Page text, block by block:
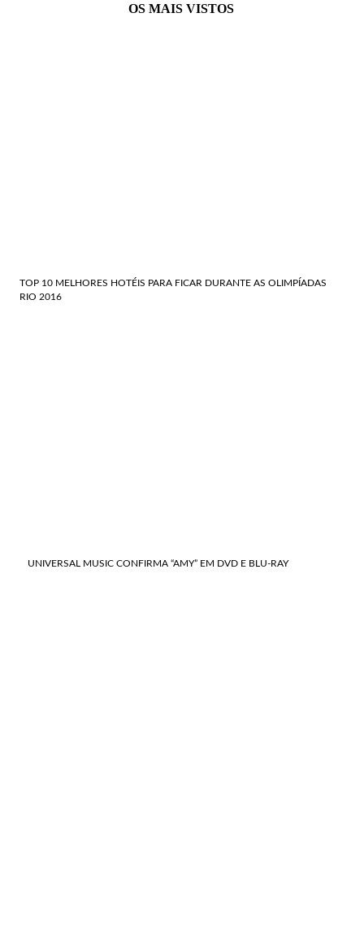
OS MAIS VISTOS
TOP 10 MELHORES HOTÉIS PARA FICAR DURANTE AS OLIMPÍADAS
RIO 2016
UNIVERSAL MUSIC CONFIRMA “AMY” EM DVD E BLU-RAY